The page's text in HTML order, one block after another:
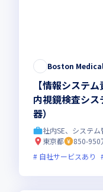
Boston
【情報システ
内視鏡検査シ
器）
社内SE、システ
東京都
850-950
自社サービスあり